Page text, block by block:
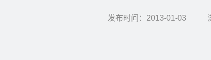
发布时间：2013-01-03